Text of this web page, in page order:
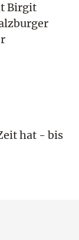
Birgit
hat - bis